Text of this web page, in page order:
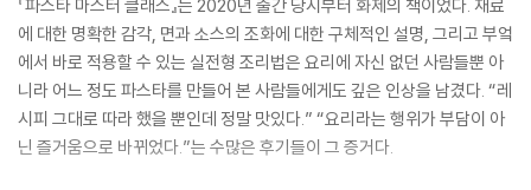
『파스타 마스터 클래스』는 2020년 출간 당시부터 화제의 책이었다. 재료
에 대한 명확한 감각, 면과 소스의 조화에 대한 구체적인 설명, 그리고 부엌
에서 바로 적용할 수 있는 실전형 조리법은 요리에 자신 없던 사람들뿐 아
니라 어느 정도 파스타를 만들어 본 사람들에게도 깊은 인상을 남겼다. “레
시피 그대로 따라 했을 뿐인데 정말 맛있다.” “요리라는 행위가 부담이 아
닌 즐거움으로 바뀌었다.”는 수많은 후기들이 그 증거다.